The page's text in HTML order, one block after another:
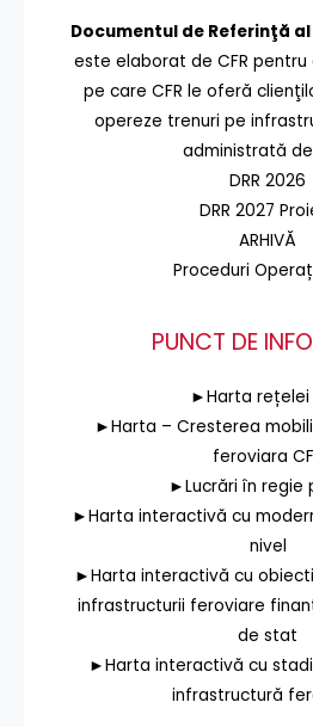
Documentul de Referinţă al
este elaborat de CFR pentru
pe care CFR le oferă
opereze trenuri pe
administrată de
DRR 2026
DRR 2027
ARHIVĂ
Proceduri
PUNCT DE
►Harta rețelei
►Harta – Cresterea
feroviara
►Lucrări în regie
►Harta interactivă cu
nivel
►Harta interactivă cu
infrastructurii feroviare
de stat
►Harta interactivă cu
infrastructură